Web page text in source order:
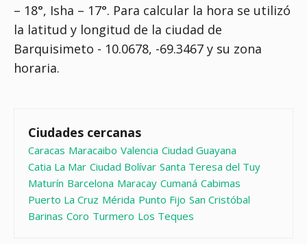
– 18°, Isha – 17°. Para calcular la hora se utilizó
la latitud y longitud de la ciudad de
Barquisimeto - 10.0678, -69.3467 y su zona
horaria.
Ciudades cercanas
Caracas Maracaibo Valencia Ciudad Guayana
Catia La Mar Ciudad Bolívar Santa Teresa del Tuy
Maturín Barcelona Maracay Cumaná Cabimas
Puerto La Cruz Mérida Punto Fijo San Cristóbal
Barinas Coro Turmero Los Teques